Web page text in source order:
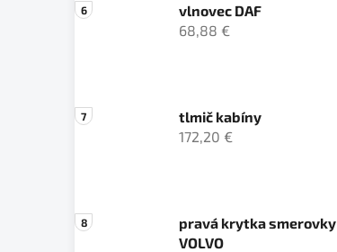
vlnovec DAF
68,88 €
tlmič kabíny
172,20 €
pravá krytka smerovky
VOLVO